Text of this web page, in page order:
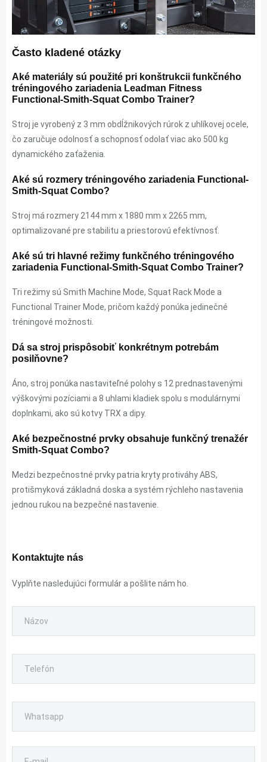
Často kladené otázky
Aké materiály sú použité pri konštrukcii funkčného
tréningového zariadenia Leadman Fitness
Functional-Smith-Squat Combo Trainer?
Stroj je vyrobený z 3 mm obdĺžnikových rúrok z uhlíkovej ocele,
čo zaručuje odolnosť a schopnosť odolať viac ako 500 kg
dynamického zaťaženia.
Aké sú rozmery tréningového zariadenia Functional-
Smith-Squat Combo?
Stroj má rozmery 2144 mm x 1880 mm x 2265 mm,
optimalizované pre stabilitu a priestorovú efektívnosť.
Aké sú tri hlavné režimy funkčného tréningového
zariadenia Functional-Smith-Squat Combo Trainer?
Tri režimy sú Smith Machine Mode, Squat Rack Mode a
Functional Trainer Mode, pričom každý ponúka jedinečné
tréningové možnosti.
Dá sa stroj prispôsobiť konkrétnym potrebám
posilňovne?
Áno, stroj ponúka nastaviteľné polohy s 12 prednastavenými
výškovými pozíciami a 8 uhlami kladiek spolu s modulárnymi
doplnkami, ako sú kotvy TRX a dipy.
Aké bezpečnostné prvky obsahuje funkčný trenažér
Smith-Squat Combo?
Medzi bezpečnostné prvky patria kryty protiváhy ABS,
protišmyková základná doska a systém rýchleho nastavenia
jednou rukou na bezpečné nastavenie.
Kontaktujte nás
Vyplňte nasledujúci formulár a pošlite nám ho.